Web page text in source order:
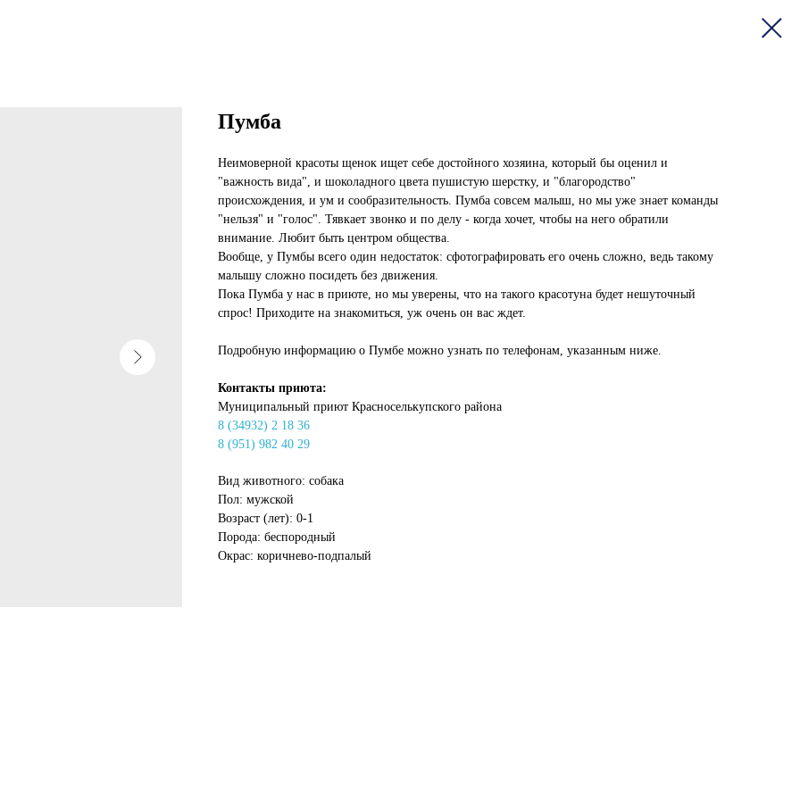
Пумба
Неимоверной красоты щенок ищет себе достойного хозяина, который бы оценил и
"важность вида", и шоколадного цвета пушистую шерстку, и "благородство"
происхождения, и ум и сообразительность. Пумба совсем малыш, но мы уже знает команды
"нельзя" и "голос". Тявкает звонко и по делу - когда хочет, чтобы на него обратили
внимание. Любит быть центром общества.
Вообще, у Пумбы всего один недостаток: сфотографировать его очень сложно, ведь такому
малышу сложно посидеть без движения.
Пока Пумба у нас в приюте, но мы уверены, что на такого красотуна будет нешуточный
спрос! Приходите на знакомиться, уж очень он вас ждет.
Подробную информацию о Пумбе можно узнать по телефонам, указанным ниже.
Контакты приюта:
Муниципальный приют Красноселькупского района
8 (34932) 2 18 36
8 (951) 982 40 29
Вид животного: собака
Пол: мужской
Возраст (лет): 0-1
Порода: беспородный
Окрас: коричнево-подпалый